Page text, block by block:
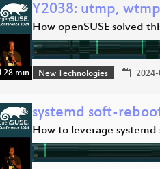
28 min
Y2038: utmp,
How openSUSE solved
New Technologies
systemd soft-
How to leverage